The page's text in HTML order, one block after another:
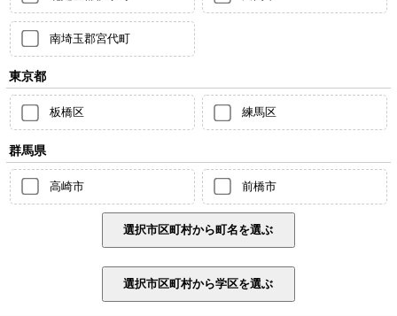
南埼玉郡宮代町
東京都
板橋区 練馬区
群馬県
高崎市 前橋市